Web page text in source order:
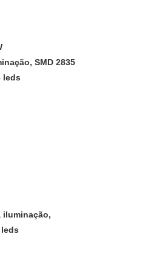
SMD 2835
leds
iluminação,
leds